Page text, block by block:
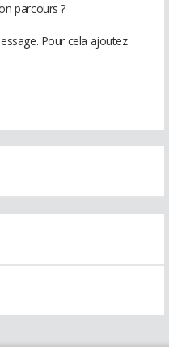
parcours ?
Pour cela ajoutez